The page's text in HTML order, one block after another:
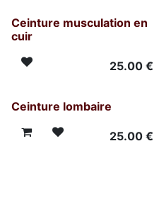
Ceinture musculation en
cuir
25.00€
Ceinture lombaire
25.00€